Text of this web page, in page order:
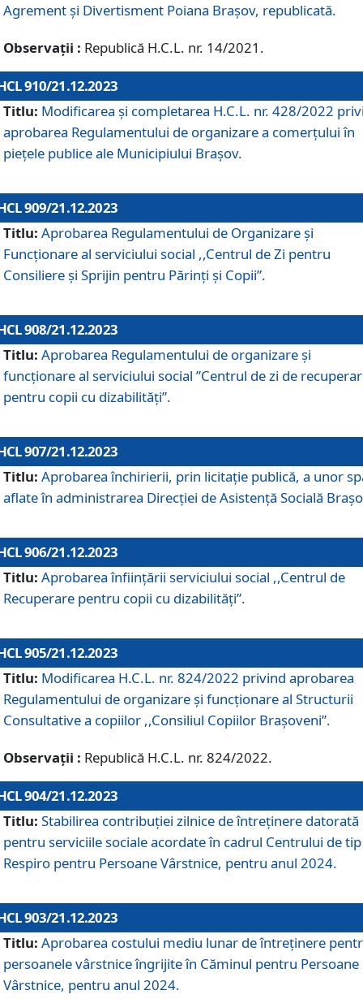
Agrement și Divertisment Poiana Brașov, republicată.
Observații : Republică H.C.L. nr. 14/2021.
910/21.12.2023
Titlu: Modificarea și completarea H.C.L. nr. 428/2022
aprobarea Regulamentului de organizare a comerțului în
piețele publice ale Municipiului Braşov.
909/21.12.2023
Titlu: Aprobarea Regulamentului de Organizare și
Funcționare al serviciului social ,,Centrul de Zi pentru
Consiliere şi Sprijin pentru Părinţi şi Copii”.
908/21.12.2023
Titlu: Aprobarea Regulamentului de organizare şi
funcţionare al serviciului social ”Centrul de zi de
pentru copii cu dizabilități”.
907/21.12.2023
Titlu: Aprobarea închirierii, prin licitație publică, a unor
aflate în administrarea Direcției de Asistență Socială
906/21.12.2023
Titlu: Aprobarea înființării serviciului social ,,Centrul de
Recuperare pentru copii cu dizabilități”.
905/21.12.2023
Titlu: Modificarea H.C.L. nr. 824/2022 privind aprobarea
Regulamentului de organizare şi funcţionare al Structurii
Consultative a copiilor ,,Consiliul Copiilor Braşoveni”.
Observații : Republică H.C.L. nr. 824/2022.
904/21.12.2023
Titlu: Stabilirea contribuţiei zilnice de întreținere datorată
pentru serviciile sociale acordate în cadrul Centrului de tip
Respiro pentru Persoane Vârstnice, pentru anul 2024.
903/21.12.2023
Titlu: Aprobarea costului mediu lunar de întreţinere
persoanele vârstnice îngrijite în Căminul pentru Persoane
Vârstnice, pentru anul 2024.